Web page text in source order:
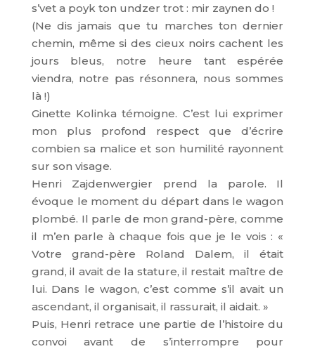
s’vet a poyk ton undzer trot : mir zaynen do !
(Ne dis jamais que tu marches ton dernier
chemin, même si des cieux noirs cachent les
jours bleus, notre heure tant espérée
viendra, notre pas résonnera, nous sommes
là !)
Ginette Kolinka témoigne. C’est lui exprimer
mon plus profond respect que d’écrire
combien sa malice et son humilité rayonnent
sur son visage.
Henri Zajdenwergier prend la parole. Il
évoque le moment du départ dans le wagon
plombé. Il parle de mon grand-père, comme
il m’en parle à chaque fois que je le vois : «
Votre grand-père Roland Dalem, il était
grand, il avait de la stature, il restait maître de
lui. Dans le wagon, c’est comme s’il avait un
ascendant, il organisait, il rassurait, il aidait. »
Puis, Henri retrace une partie de l’histoire du
convoi avant de s’interrompre pour